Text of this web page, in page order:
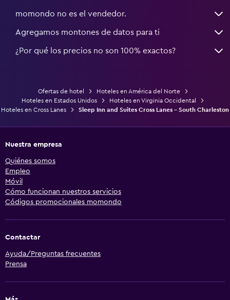
momondo no es el vendedor.
Agregamos montones de datos para ti
¿Por qué los precios no son 100% exactos?
Ofertas de hotel
Hoteles en América del Norte
Hoteles en Estados Unidos
Hoteles en Virginia Occidental
Hoteles en Cross Lanes
Sleep Inn and Suites Cross Lanes - South Charleston
Nuestra empresa
Quiénes somos
Empleo
Móvil
Cómo funcionan nuestros servicios
Códigos promocionales momondo
Contactar
Ayuda/Preguntas frecuentes
Prensa